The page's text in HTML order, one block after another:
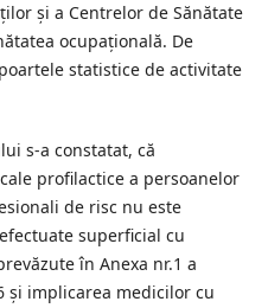
și a Centrelor de Sănătate
ocupațională. De
statistice de activitate
s-a constatat, că
profilactice a persoanelor
de risc nu este
superficial cu
în Anexa nr.1 a
și implicarea medicilor cu